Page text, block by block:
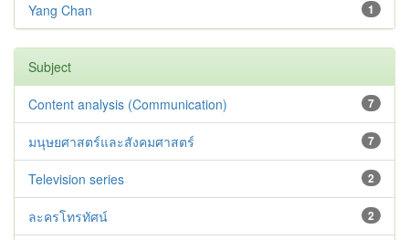
1
Yang Chan
Subject
7
Content analysis (Communication)
7
มนุษยศาสตร์และสังคมศาสตร์
2
Television series
2
ละครโทรทัศน์